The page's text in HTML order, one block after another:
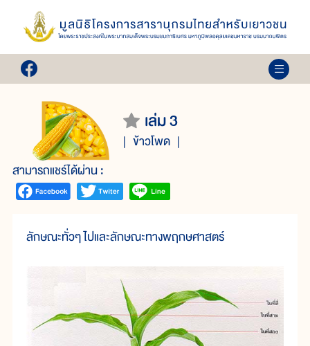
เล่ม 3
ข้าวโพด
สามารถแชร์ได้ผ่าน :
ลักษณะทั่วๆ ไปและลักษณะทางพฤกษศาสตร์